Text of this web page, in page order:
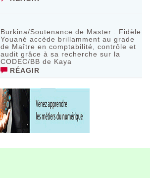
Burkina/Soutenance de Master : Fidèle
Youané accède brillamment au grade
de Maître en comptabilité, contrôle et
audit grâce à sa recherche sur la
CODEC/BB de Kaya
RÉAGIR